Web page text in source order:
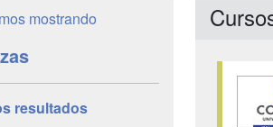
mostrando
resultados